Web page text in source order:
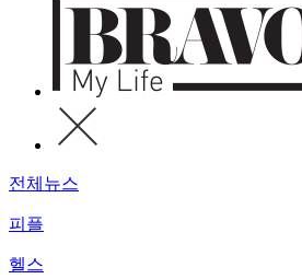
전체뉴스
피플
헬스